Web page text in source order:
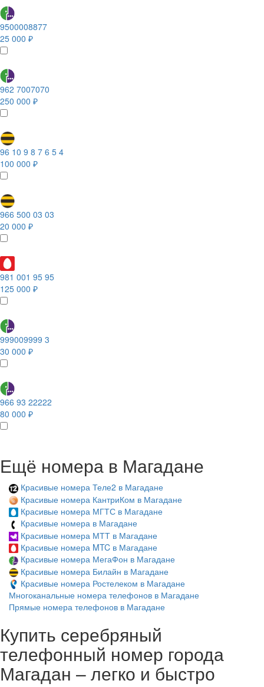
9500008877
25 000 ₽
962 7007070
250 000 ₽
96 10 9 8 7 6 5 4
100 000 ₽
966 500 03 03
20 000 ₽
981 001 95 95
125 000 ₽
999009999 3
30 000 ₽
966 93 22222
80 000 ₽
Ещё номера в Магадане
Красивые номера Теле2 в Магадане
Красивые номера КантриКом в Магадане
Красивые номера МГТС в Магадане
Красивые номера в Магадане
Красивые номера МТТ в Магадане
Красивые номера MTC в Магадане
Красивые номера МегаФон в Магадане
Красивые номера Билайн в Магадане
Красивые номера Ростелеком в Магадане
Многоканальные номера телефонов в Магадане
Прямые номера телефонов в Магадане
Купить серебряный
телефонный номер города
Магадан – легко и быстро